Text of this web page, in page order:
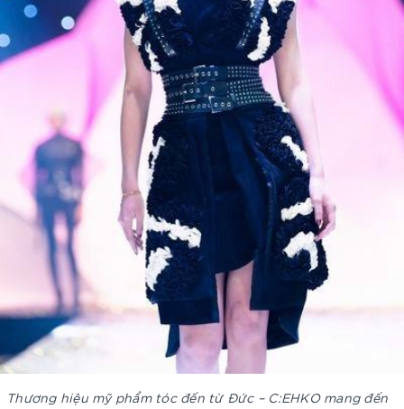
Thương hiệu mỹ phẩm tóc đến từ Đức – C:EHKO mang đến